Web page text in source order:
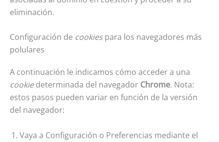
eliminación.
Configuración de cookiespara los navegadores más
polulares
A continuación le indicamos cómo acceder a una
cookiedeterminada del navegador Chrome. Nota:
estos pasos pueden variar en función de la versión
del navegador:
Vaya a Configuración o Preferencias mediante el